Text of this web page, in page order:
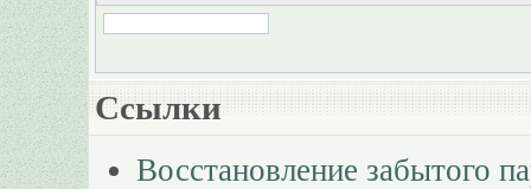
Ссылки
Восстановление забытого